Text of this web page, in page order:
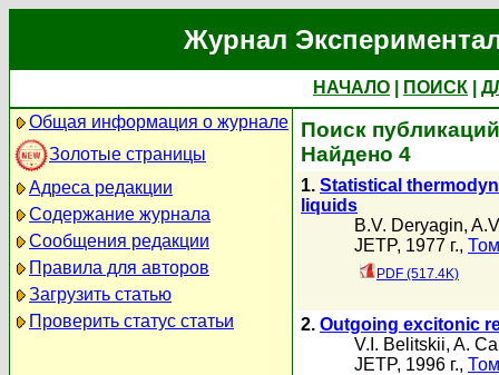
Журнал
НАЧАЛО ПОИСК
Общая информация о журнале
Золотые страницы
Адреса редакции
Содержание журнала
Сообщения редакции
Правила для авторов
Загрузить статью
Проверить статус статьи
Поиск
Найдено 4
1. Statistical
liquids
B.V. Deryagin,
JETP, 1977 г.,
PDF (517.4K)
2. Outgoing excitonic
V.I. Belitskii, A.
JETP, 1996 г.,